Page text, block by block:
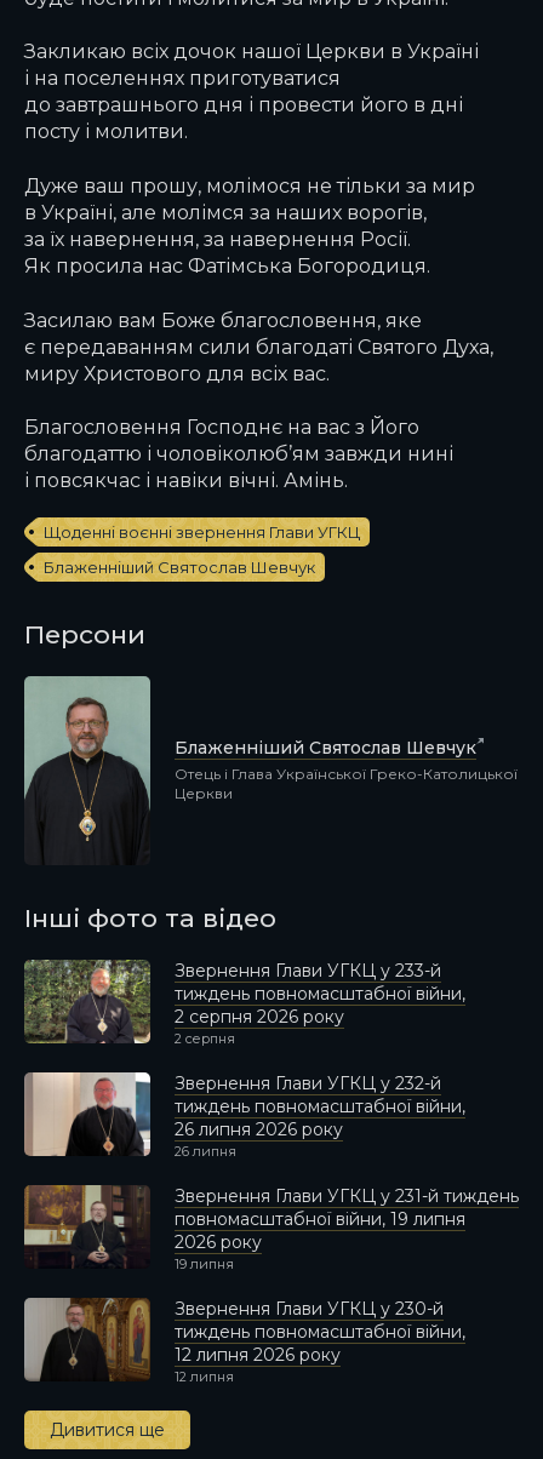
Закликаю всіх дочок нашої Церкви в Україні
і на поселеннях приготуватися
до завтрашнього дня і провести його в дні
посту і молитви.
Дуже ваш прошу, молімося не тільки за мир
в Україні, але молімся за наших ворогів,
за їх навернення, за навернення Росії.
Як просила нас Фатімська Богородиця.
Засилаю вам Боже благословення, яке
є передаванням сили благодаті Святого Духа,
миру Христового для всіх вас.
Благословення Господнє на вас з Його
благодаттю і чоловіколюб’ям завжди нині
і повсякчас і навіки вічні. Амінь.
Щоденні воєнні звернення Глави УГКЦ
Блаженніший Святослав Шевчук
Персони
Блаженніший Святослав Шевчук
Отець і Глава Української Греко-Католицької
Церкви
Інші фото та відео
Звернення Глави УГКЦ у 233-й
тиждень повномасштабної війни,
2 серпня 2026 року
2 серпня
Звернення Глави УГКЦ у 232-й
тиждень повномасштабної війни,
26 липня 2026 року
26 липня
Звернення Глави УГКЦ у 231-й тиждень
повномасштабної війни, 19 липня
2026 року
19 липня
Звернення Глави УГКЦ у 230-й
тиждень повномасштабної війни,
12 липня 2026 року
12 липня
Дивитися ще